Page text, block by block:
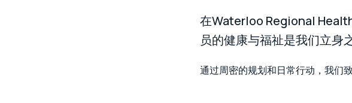
在Waterloo Regional
员的健康与福祉是我们立身
通过周密的规划和日常行动，我们